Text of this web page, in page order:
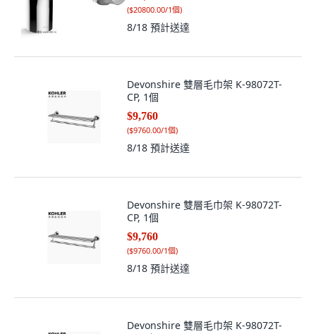
($20800.00/1個)
8/18 預計送達
Devonshire 雙層毛巾架 K-98072T-
CP, 1個
$9,760
($9760.00/1個)
8/18 預計送達
Devonshire 雙層毛巾架 K-98072T-
CP, 1個
$9,760
($9760.00/1個)
8/18 預計送達
Devonshire 雙層毛巾架 K-98072T-